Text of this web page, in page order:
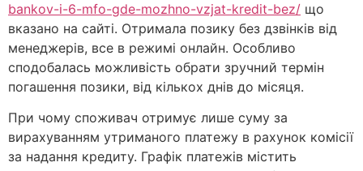
bankov-i-6-mfo-gde-mozhno-vzjat-kredit-bez/ що
вказано на сайті. Отримала позику без дзвінків від
менеджерів, все в режимі онлайн. Особливо
сподобалась можливість обрати зручний термін
погашення позики, від кількох днів до місяця.
При чому споживач отримує лише суму за
вирахуванням утриманого платежу в рахунок комісії
за надання кредиту. Графік платежів містить